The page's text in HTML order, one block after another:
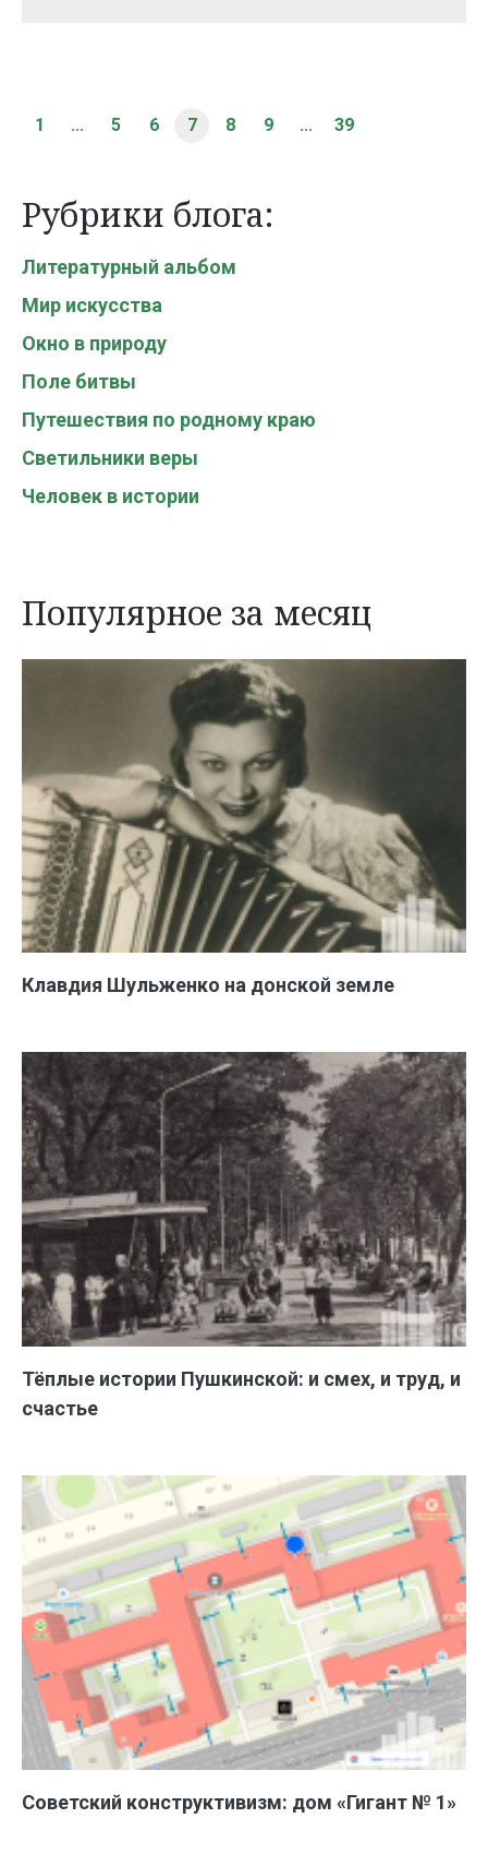
1 ... 5 6 7 8 9 ... 39
Рубрики блога:
Литературный альбом
Мир искусства
Окно в природу
Поле битвы
Путешествия по родному краю
Светильники веры
Человек в истории
Популярное за месяц
Клавдия Шульженко на донской земле
Тёплые истории Пушкинской: и смех, и труд, и
счастье
Советский конструктивизм: дом «Гигант № 1»